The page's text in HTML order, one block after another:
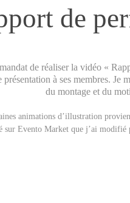
de
de réaliser la vidéo «
présentation à ses membres. Je
du montage et du
animations d’illustration
sur Evento Market que j’ai modifié